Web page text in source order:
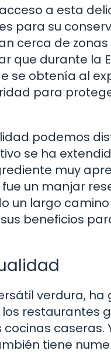
a esta
para su
cerca de
que durante la
se obtenía al
para
podemos
se ha
muy
un manjar
un largo
beneficios
verdura,
restaurantes
tiene